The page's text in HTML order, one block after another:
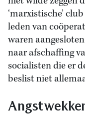
‘marxistische’
leden van
waren
naar afschaffing
socialisten die er
beslist niet